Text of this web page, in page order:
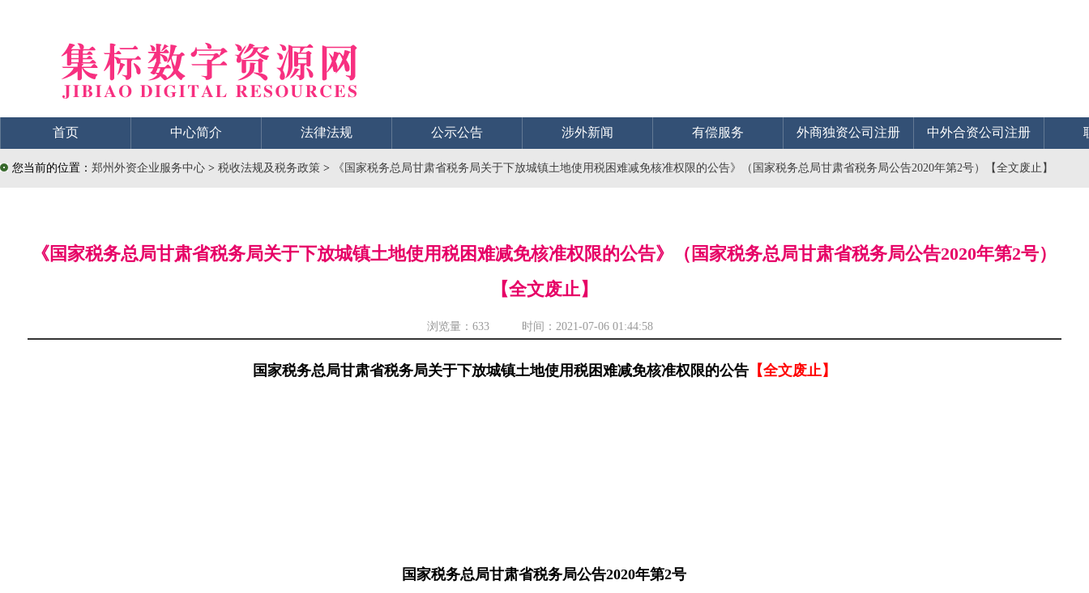
首页 中心简介 法律法规 公示公告 涉外新闻 有偿服务 外商独资公司注册 中外合资公司注册
您当前的位置： 郑州外资企业服务中心 > 税收法规及税务政策 > 《国家税务总局甘肃省税务局关于下放城镇土地使用税困难减免核准权限的公告》（国家税务总局甘肃省税务局公告2020年第2号）【全文废止】
《国家税务总局甘肃省税务局关于下放城镇土地使用税困难减免核准权限的公告》（国家税务总局甘肃省税务局公告2020年第2号）
【全文废止】
浏览量：633 时间：2021-07-06 01:44:58
国家税务总局甘肃省税务局关于下放城镇土地使用税困难减免核准权限的公告【全文废止】
国家税务总局甘肃省税务局公告2020年第2号